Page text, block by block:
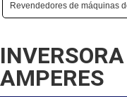
Revendedores de máquinas
AMPERES